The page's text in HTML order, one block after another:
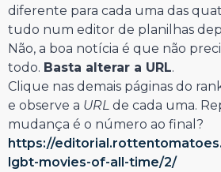
diferente para cada uma das
tudo num editor de planilhas
Não, a boa notícia é que não
todo. Basta alterar a URL.
Clique nas demais páginas do
e observe a URL de cada uma.
mudança é o número ao final?
https://
lgbt-movies-of-all-time/2/